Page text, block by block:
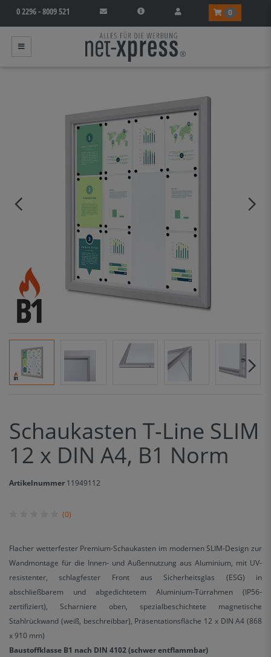
0 2296 - 8009 521 0
Schaukasten T-Line SLIM
12 x DIN A4, B1 Norm
Artikelnummer 11949112
(0)
Flacher wetterfester Premium-Schaukasten im modernen SLIM-Design zur
Wandmontage für die Innen- und Außennutzung aus Aluminium, mit UV-
resistenter, schlagfester Front aus Sicherheitsglas (ESG) in
abschließbarem und abgedichtetem Aluminium-Türrahmen (IP56-
zertifiziert), Scharniere oben, spezialbeschichtete magnetische
Stahlrückwand (weiß, beschreibbar), Präsentationsfläche 12 x DIN A4 (868
x 910 mm)
Baustoffklasse B1 nach DIN 4102 (schwer entflammbar)